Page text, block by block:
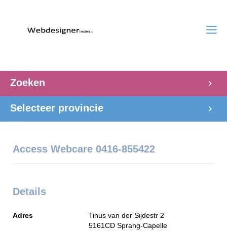
Zoeken
Selecteer provincie
Access Webcare 0416-855422
Details
Adres
Tinus van der Sijdestr 2
5161CD Sprang-Capelle